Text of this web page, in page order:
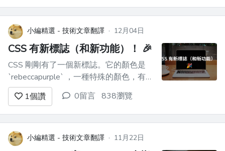
小編精選 - 技術文章翻譯 · 12月04日
CSS 有新標誌（和新功能）！ 🎉
CSS 剛剛有了一個新標誌。它的顏色是
`rebeccapurple` ，一種特殊的顏色，有一
個你可能不知道的故事。 `rebeccapurple`
的故事 ------------------
`rebeccapurple`這個名字代表了 Web 開
發社群中的一個悲傷故事。該顏色 ( `...
1個讚 0留言 838瀏覽
小編精選 - 技術文章翻譯 · 11月22日